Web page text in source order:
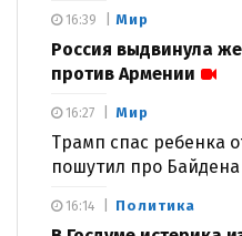
Мир
Россия выдвинула
против Армении
16:39
Мир
Трамп спас ребенка
пошутил про Байдена
16:27
Политика
16:14